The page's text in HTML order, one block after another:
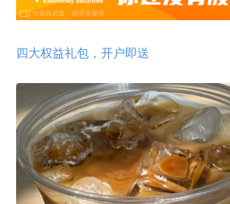
四大权益礼包，开户即送